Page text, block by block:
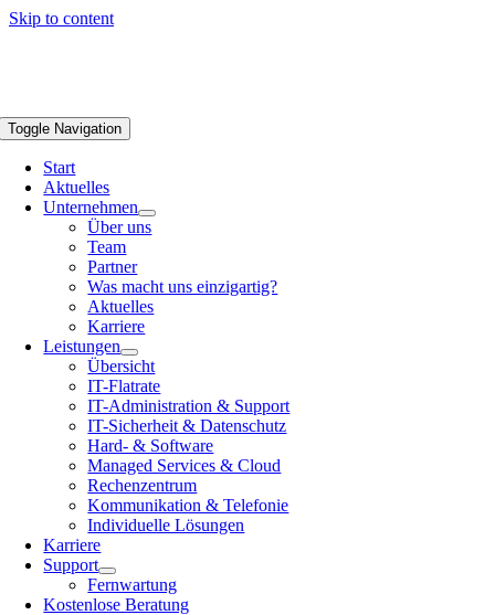
Skip to content
Toggle Navigation
Start
Aktuelles
Unternehmen
Über uns
Team
Partner
Was macht uns einzigartig?
Aktuelles
Karriere
Leistungen
Übersicht
IT-Flatrate
IT-Administration & Support
IT-Sicherheit & Datenschutz
Hard- & Software
Managed Services & Cloud
Rechenzentrum
Kommunikation & Telefonie
Individuelle Lösungen
Karriere
Support
Fernwartung
Kostenlose Beratung